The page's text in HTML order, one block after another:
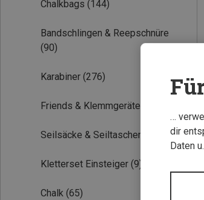
Chalkbags (144)
Bandschlingen & Reepschnüre
(90)
Karabiner (276)
Friends & Klemmgeräte
Seilsäcke & Seiltaschen
Kletterset Einsteiger (9)
Chalk (65)
…
dir
Daten